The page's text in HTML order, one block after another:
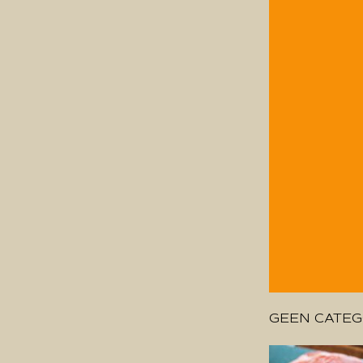
GEEN